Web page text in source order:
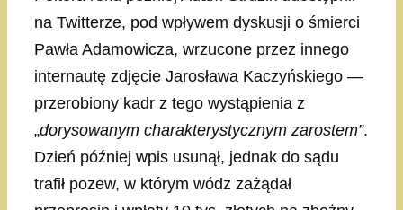
na Twitterze, pod wpływem dyskusji o śmierci
Pawła Adamowicza, wrzucone przez innego
internautę zdjęcie Jarosława Kaczyńskiego —
przerobiony kadr z tego wystąpienia z
„dorysowanym charakterystycznym zarostem”.
Dzień później wpis usunął, jednak do sądu
trafił pozew, w którym wódz zażądał